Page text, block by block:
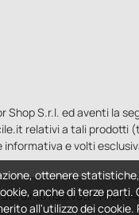
S.r.l. ed aventi la
relativi a tali prodotti
e volti
diritti riservati - P.IVA
ottenere
anche di terze parti.
all'utilizzo dei